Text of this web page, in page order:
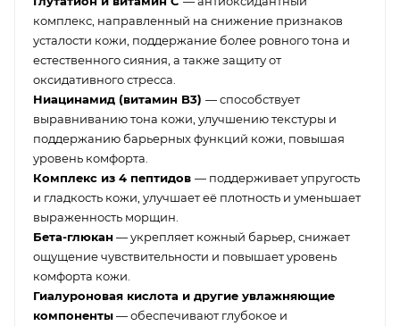
комплекс, направленный на снижение признаков
усталости кожи, поддержание более ровного тона и
естественного сияния, а также защиту от
оксидативного стресса.
Ниацинамид (витамин B3) — способствует
выравниванию тона кожи, улучшению текстуры и
поддержанию барьерных функций кожи, повышая
уровень комфорта.
Комплекс из 4 пептидов — поддерживает упругость
и гладкость кожи, улучшает её плотность и уменьшает
выраженность морщин.
Бета-глюкан — укрепляет кожный барьер, снижает
ощущение чувствительности и повышает уровень
комфорта кожи.
Гиалуроновая кислота и другие увлажняющие
компоненты— обеспечивают глубокое и